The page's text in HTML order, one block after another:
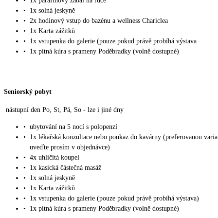
•
1x solná jeskyně
• 2x hodinový vstup do bazénu a wellness Chariclea
•
1x Karta zážitků
•
1x vstupenka do galerie (pouze pokud právě probíhá výstava
•
1x pitná kúra s prameny Poděbradky (volně dostupné)
Seniorský pobyt
nástupní den Po, St, Pá, So - lze i jiné dny
• ubytování na 5 nocí s polopenzí
•
1x lékařská konzultace nebo poukaz do kavárny (preferovanou
uveďte prosím v objednávce)
• 4x uhličitá koupel
•
1x kasická částečná masáž
•
1x solná jeskyně
•
1x Karta zážitků
•
1x vstupenka do galerie (pouze pokud právě probíhá výstava)
•
1x pitná kúra s prameny Poděbradky (volně dostupné)